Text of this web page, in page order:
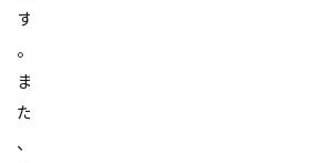
す
。
ま
た
、